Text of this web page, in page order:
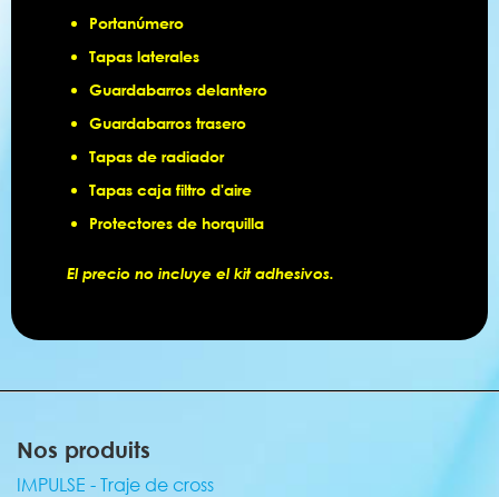
Portanúmero
Tapas laterales
Guardabarros delantero
Guardabarros trasero
Tapas de radiador
Tapas caja filtro d'aire
Protectores de horquilla
El precio no incluye el kit adhesivos.
Nos produits
IMPULSE - Traje de cross